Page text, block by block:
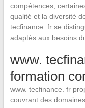
compétences,
qualité et la diversité
tecfinance. fr se
adaptés aux besoins
www.
formation
www. tecfinance. fr
couvrant des